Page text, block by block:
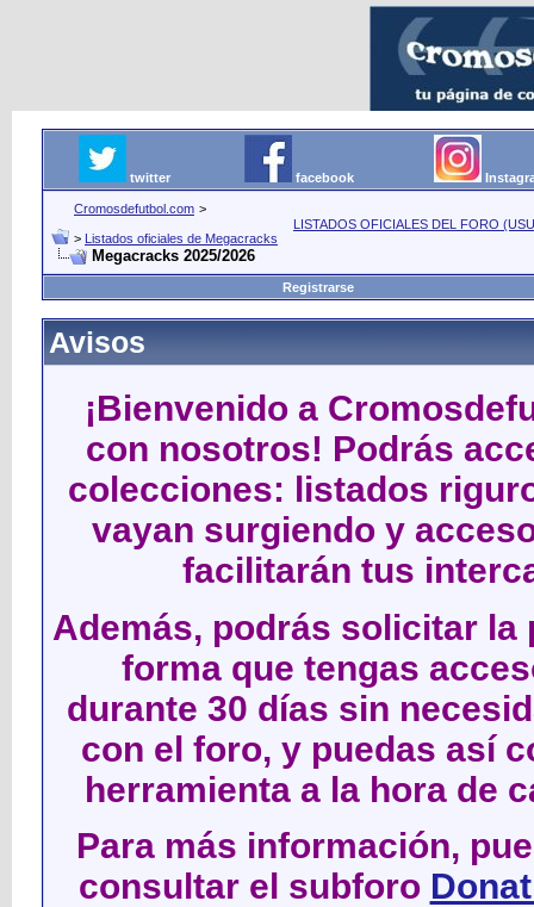
twitter facebook
Cromosdefutbol.com >
LISTADOS OFICIALES DEL FORO
> Listados oficiales de Megacracks
Megacracks 2025/2026
Registrarse
Avisos
¡Bienvenido a
con nosotros! Podrás
colecciones: listados
vayan surgiendo y
facilitarán tus
Además, podrás solicitar
forma que tengas
durante 30 días sin
con el foro, y puedas así
herramienta a la hora de
Para más información,
consultar el subforo